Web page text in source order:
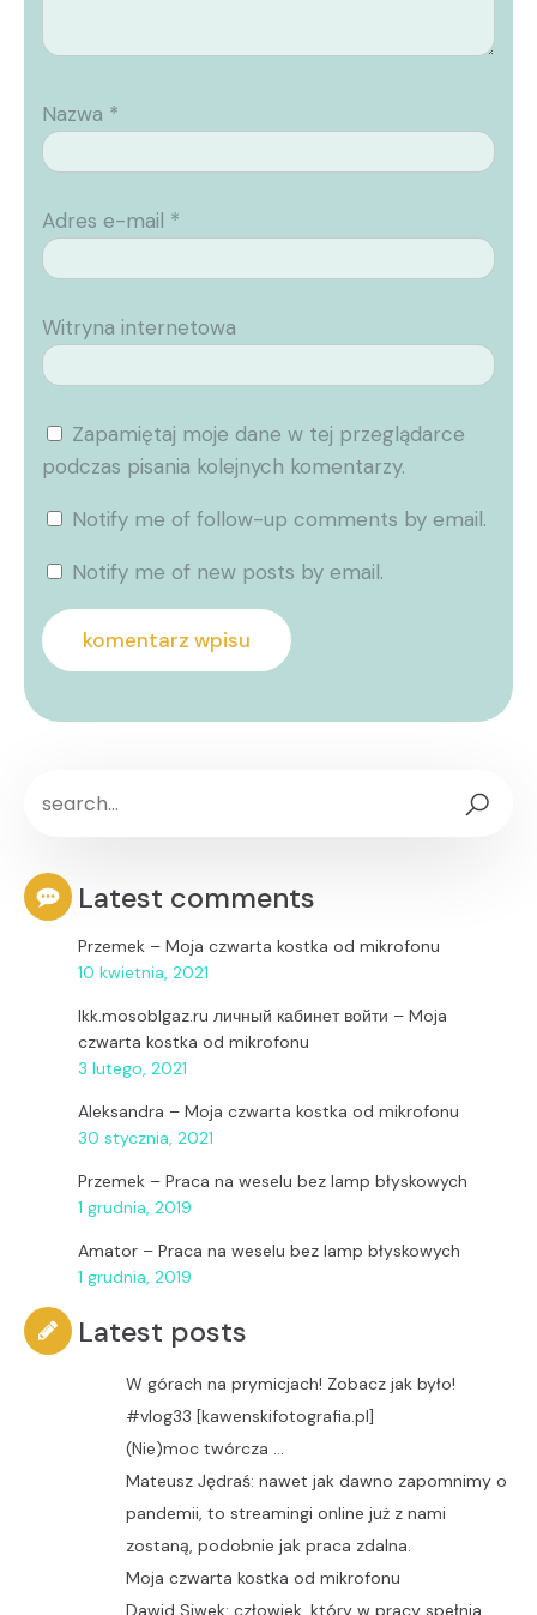
Nazwa *
Adres e-mail *
Witryna internetowa
Zapamiętaj moje dane w tej przeglądarce
podczas pisania kolejnych komentarzy.
Notify me of follow-up comments by email.
Notify me of new posts by email.
Latest comments
Przemek – Moja czwarta kostka od mikrofonu
10 kwietnia, 2021
lkk.mosoblgaz.ru личный кабинет войти – Moja
czwarta kostka od mikrofonu
3 lutego, 2021
Aleksandra – Moja czwarta kostka od mikrofonu
30 stycznia, 2021
Przemek – Praca na weselu bez lamp błyskowych
1 grudnia, 2019
Amator – Praca na weselu bez lamp błyskowych
1 grudnia, 2019
Latest posts
W górach na prymicjach! Zobacz jak było!
#vlog33 [kawenskifotografia.pl]
(Nie)moc twórcza …
Mateusz Jędraś: nawet jak dawno zapomnimy o
pandemii, to streamingi online już z nami
zostaną, podobnie jak praca zdalna.
Moja czwarta kostka od mikrofonu